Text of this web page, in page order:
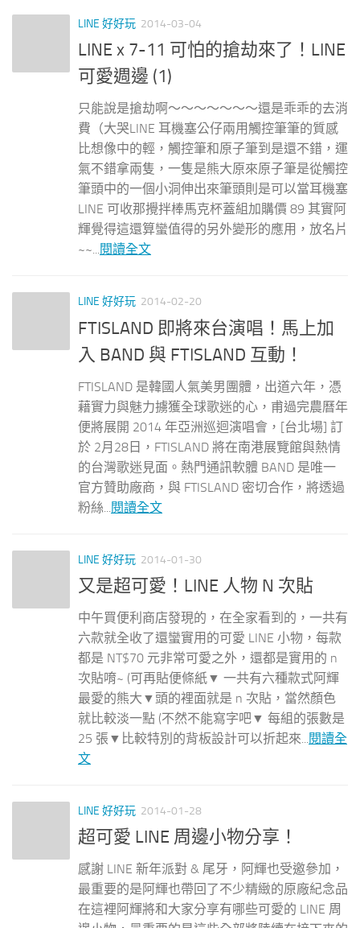
LINE 好好玩 2014-03-04
LINE x 7-11 可怕的搶劫來了！LINE
可愛週邊 (1)
只能說是搶劫啊～～～～～～～還是乖乖的去消
費（大哭LINE 耳機塞公仔兩用觸控筆筆的質感
比想像中的輕，觸控筆和原子筆到是還不錯，運
氣不錯拿兩隻，一隻是熊大原來原子筆是從觸控
筆頭中的一個小洞伸出來筆頭則是可以當耳機塞
LINE 可收那攪拌棒馬克杯蓋組加購價 89 其實阿
輝覺得這還算蠻值得的另外變形的應用，放名片
~~...閱讀全文
LINE 好好玩 2014-02-20
FTISLAND 即將來台演唱！馬上加
入 BAND 與 FTISLAND 互動！
FTISLAND 是韓國人氣美男團體，出道六年，憑
藉實力與魅力擄獲全球歌迷的心，甫過完農曆年
便將展開 2014 年亞洲巡迴演唱會，[台北場] 訂
於 2月28日，FTISLAND 將在南港展覽館與熱情
的台灣歌迷見面。熱門通訊軟體 BAND 是唯一
官方贊助廠商，與 FTISLAND 密切合作，將透過
粉絲...
閱讀全文
LINE 好好玩 2014-01-30
又是超可愛！LINE 人物 N 次貼
中午買便利商店發現的，在全家看到的，一共有
六款就全收了還蠻實用的可愛 LINE 小物，每款
都是 NT$70 元非常可愛之外，還都是實用的 n
次貼唷~ (可再貼便條紙▼ 一共有六種款式阿輝
最愛的熊大▼頭的裡面就是 n 次貼，當然顏色
就比較淡一點 (不然不能寫字吧▼ 每組的張數是
25 張▼比較特別的背板設計可以折起來...
閱讀全
文
LINE 好好玩 2014-01-28
超可愛 LINE 周邊小物分享！
感謝 LINE 新年派對 & 尾牙，阿輝也受邀參加，
最重要的是阿輝也帶回了不少精緻的原廠紀念品
在這裡阿輝將和大家分享有哪些可愛的 LINE 周